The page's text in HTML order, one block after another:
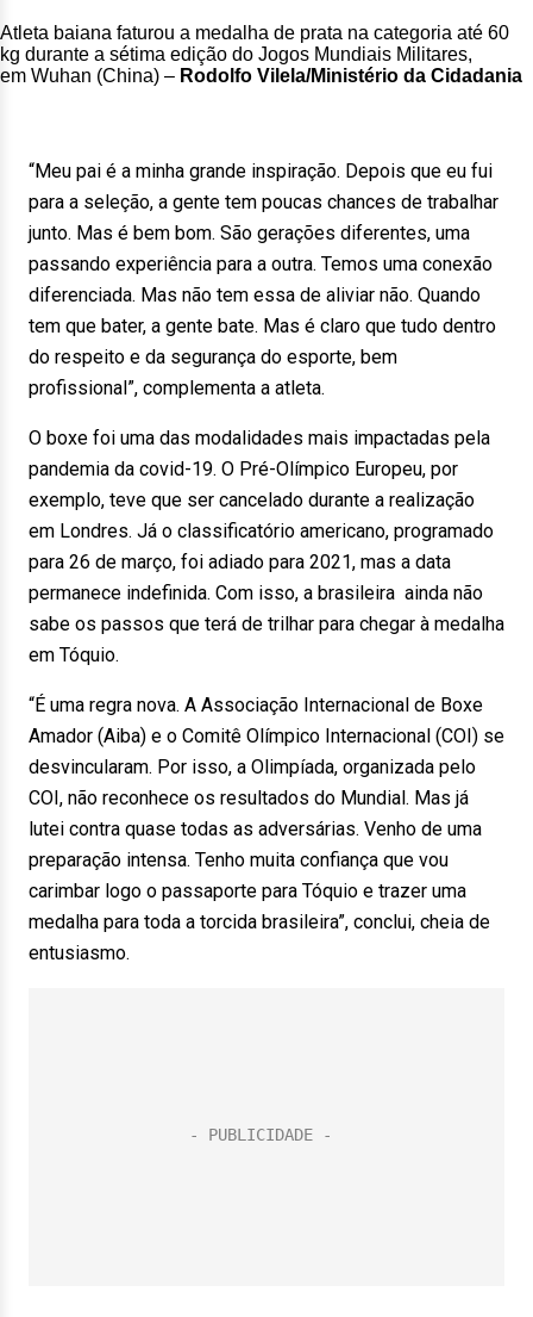
Atleta baiana faturou a medalha de prata na categoria até 60
kg durante a sétima edição do Jogos Mundiais Militares,
em Wuhan (China) – Rodolfo Vilela/Ministério da Cidadania
“Meu pai é a minha grande inspiração. Depois que eu fui
para a seleção, a gente tem poucas chances de trabalhar
junto. Mas é bem bom. São gerações diferentes, uma
passando experiência para a outra. Temos uma conexão
diferenciada. Mas não tem essa de aliviar não. Quando
tem que bater, a gente bate. Mas é claro que tudo dentro
do respeito e da segurança do esporte, bem
profissional”, complementa a atleta.
O boxe foi uma das modalidades mais impactadas pela
pandemia da covid-19. O Pré-Olímpico Europeu, por
exemplo, teve que ser cancelado durante a realização
em Londres. Já o classificatório americano, programado
para 26 de março, foi adiado para 2021, mas a data
permanece indefinida. Com isso, a brasileira ainda não
sabe os passos que terá de trilhar para chegar à medalha
em Tóquio.
“É uma regra nova. A Associação Internacional de Boxe
Amador (Aiba) e o Comitê Olímpico Internacional (COI) se
desvincularam. Por isso, a Olimpíada, organizada pelo
COI, não reconhece os resultados do Mundial. Mas já
lutei contra quase todas as adversárias. Venho de uma
preparação intensa. Tenho muita confiança que vou
carimbar logo o passaporte para Tóquio e trazer uma
medalha para toda a torcida brasileira”, conclui, cheia de
entusiasmo.